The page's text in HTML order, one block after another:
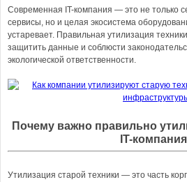
Современная IT-компания — это не только
сервисы, но и целая экосистема
устаревает. Правильная утилизация
защитить данные и соблюсти
экологической ответственности.
Почему важно правильно
IT-
Утилизация старой техники — это часть